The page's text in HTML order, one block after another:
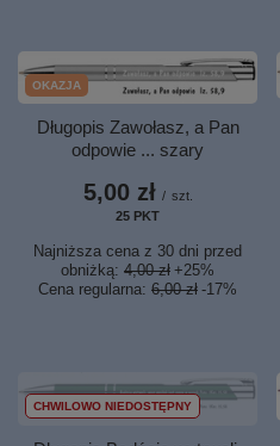
OKAZJA
Długopis Zawołasz, a Pan
odpowie ... szary
5,00 zł / szt.
25 PKT
Najniższa cena z 30 dni przed
obniżką: 4,00 zł +25%
Cena regularna: 6,00 zł -17%
CHWILOWO NIEDOSTĘPNY